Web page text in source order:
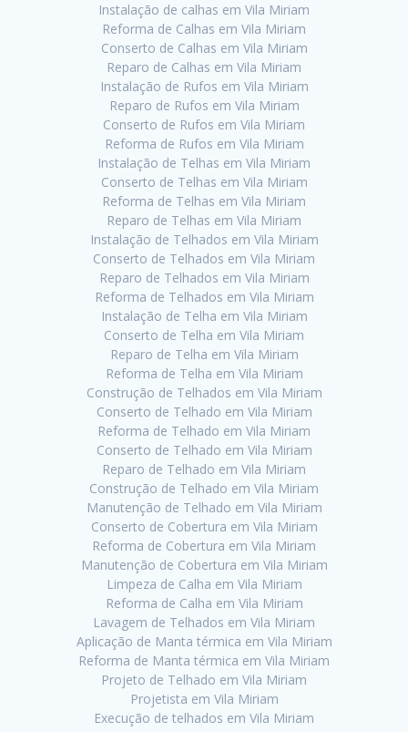
Instalação de calhas em Vila Miriam
Reforma de Calhas em Vila Miriam
Conserto de Calhas em Vila Miriam
Reparo de Calhas em Vila Miriam
Instalação de Rufos em Vila Miriam
Reparo de Rufos em Vila Miriam
Conserto de Rufos em Vila Miriam
Reforma de Rufos em Vila Miriam
Instalação de Telhas em Vila Miriam
Conserto de Telhas em Vila Miriam
Reforma de Telhas em Vila Miriam
Reparo de Telhas em Vila Miriam
Instalação de Telhados em Vila Miriam
Conserto de Telhados em Vila Miriam
Reparo de Telhados em Vila Miriam
Reforma de Telhados em Vila Miriam
Instalação de Telha em Vila Miriam
Conserto de Telha em Vila Miriam
Reparo de Telha em Vila Miriam
Reforma de Telha em Vila Miriam
Construção de Telhados em Vila Miriam
Conserto de Telhado em Vila Miriam
Reforma de Telhado em Vila Miriam
Conserto de Telhado em Vila Miriam
Reparo de Telhado em Vila Miriam
Construção de Telhado em Vila Miriam
Manutenção de Telhado em Vila Miriam
Conserto de Cobertura em Vila Miriam
Reforma de Cobertura em Vila Miriam
Manutenção de Cobertura em Vila Miriam
Limpeza de Calha em Vila Miriam
Reforma de Calha em Vila Miriam
Lavagem de Telhados em Vila Miriam
Aplicação de Manta térmica em Vila Miriam
Reforma de Manta térmica em Vila Miriam
Projeto de Telhado em Vila Miriam
Projetista em Vila Miriam
Execução de telhados em Vila Miriam